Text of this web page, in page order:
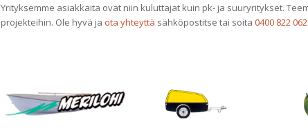
Yrityksemme asiakkaita ovat niin kuluttajat kuin pk- ja suuryritykset.
projekteihin. Ole hyvä ja ota yhteyttä sähköpostitse tai soita0400 822 062